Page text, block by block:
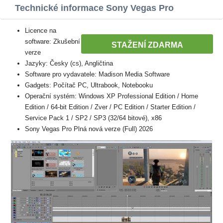
Technické informace Sony Vegas Pro
STAŽENÍ ZDARMA
Licence na
software: Zkušební
verze
Jazyky: Česky (cs), Angličtina
Software pro vydavatele: Madison Media Software
Gadgets: Počítač PC, Ultrabook, Notebooku
Operační systém: Windows XP Professional Edition / Home
Edition / 64-bit Edition / Zver / PC Edition / Starter Edition /
Service Pack 1 / SP2 / SP3 (32/64 bitové), x86
Sony Vegas Pro Plná nová verze (Full) 2026